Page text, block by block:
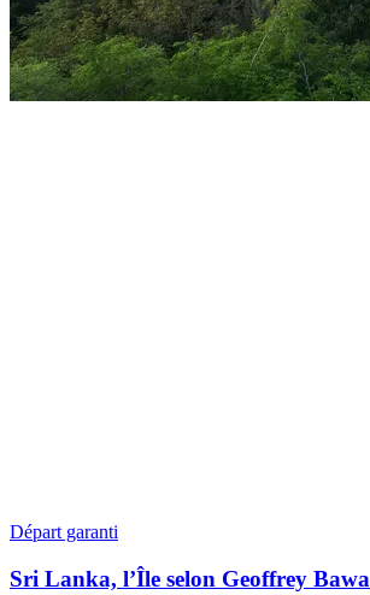
Départ garanti
Sri Lanka, l’Île selon Geoffrey Bawa